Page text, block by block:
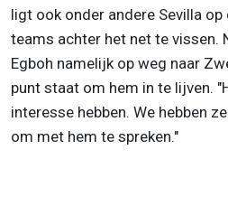
ligt ook onder andere Sevilla
teams achter het net te vissen.
Egboh namelijk op weg naar
punt staat om hem in te lijven.
interesse hebben. We hebben
om met hem te spreken."